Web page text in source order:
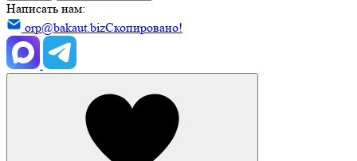
Написать нам:
orp@bakaut.bizСкопировано!